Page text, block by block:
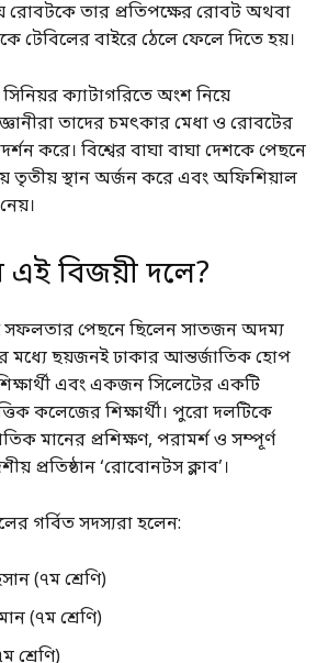
রোবটকে তার প্রতিপক্ষের রোবট অথবা
টেবিলের বাইরে ঠেলে ফেলে দিতে হয়।
ক্যাটাগরিতে অংশ নিয়ে
তাদের চমৎকার মেধা ও রোবটের
করে। বিশ্বের বাঘা বাঘা দেশকে পেছনে
তৃতীয় স্থান অর্জন করে এবং অফিশিয়াল
এই বিজয়ী দলে?
সফলতার পেছনে ছিলেন সাতজন অদম্য
মধ্যে ছয়জনই ঢাকার আন্তর্জাতিক হোপ
এবং একজন সিলেটের একটি
কলেজের শিক্ষার্থী। পুরো দলটিকে
মানের প্রশিক্ষণ, পরামর্শ ও সম্পূর্ণ
প্রতিষ্ঠান ‘রোবোনটস ক্লাব’।
গর্বিত সদস্যরা হলেন:
(৭ম শ্রেণি)
(৭ম শ্রেণি)
শ্রেণি)